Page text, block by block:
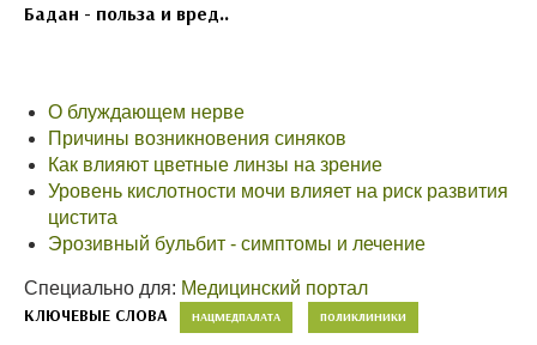
Бадан - польза и вред..
О блуждающем нерве
Причины возникновения синяков
Как влияют цветные линзы на зрение
Уровень кислотности мочи влияет на риск развития
цистита
Эрозивный бульбит - симптомы и лечение
Специально для: Медицинский портал
КЛЮЧЕВЫЕ СЛОВА НАЦМЕДПАЛАТА ПОЛИКЛИНИКИ